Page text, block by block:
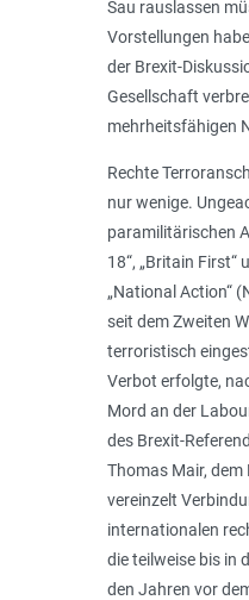
Sau rauslassen
Vorstellungen
der Brexit-
Gesellschaft
mehrheitsfähigen
Rechte
nur wenige.
paramilitärischen
18“, „Britain First“
„National Action“
seit dem Zweiten
terroristisch
Verbot erfolgte,
Mord an der
des Brexit-
Thomas Mair,
vereinzelt
internationalen
die teilweise bis in
den Jahren vor